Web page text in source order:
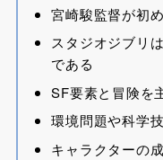
宮崎駿監督が初
スタジオジブリ
である
SF要素と冒険を
環境問題や科学
キャラクターの